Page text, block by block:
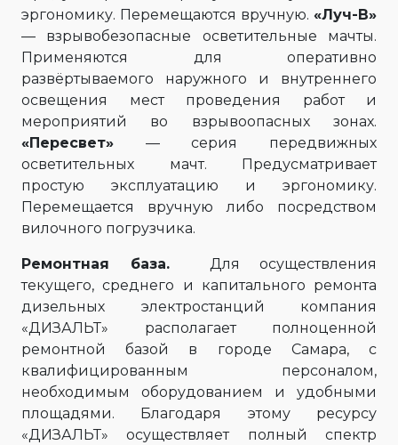
эргономику. Перемещаются вручную. «Луч-В»
— взрывобезопасные осветительные мачты.
Применяются для оперативно
развёртываемого наружного и внутреннего
освещения мест проведения работ и
мероприятий во взрывоопасных зонах.
«Пересвет» — серия передвижных
осветительных мачт. Предусматривает
простую эксплуатацию и эргономику.
Перемещается вручную либо посредством
вилочного погрузчика.
Ремонтная база.Для осуществления
текущего, среднего и капитального ремонта
дизельных электростанций компания
«ДИЗАЛЬТ» располагает полноценной
ремонтной базой в городе Самара, с
квалифицированным персоналом,
необходимым оборудованием и удобными
площадями. Благодаря этому ресурсу
«ДИЗАЛЬТ» осуществляет полный спектр